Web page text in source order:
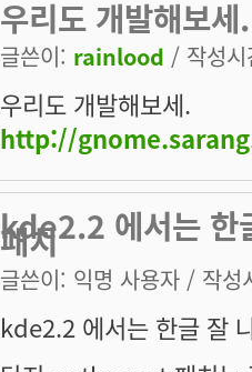
우리도 개발해
글쓴이: rainlood / 작성
우리도 개발해보세.
http://
kde2.2 에서는
패치
글쓴이: 익명 사용자 / 작성
kde2.2 에서는 한글 잘